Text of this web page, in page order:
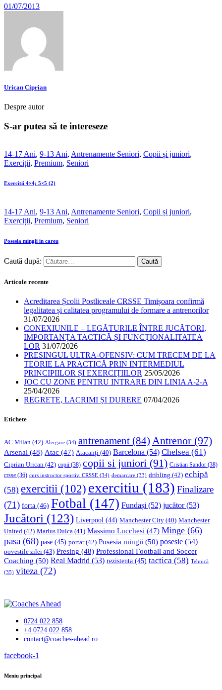
01/07/2013
Urican Ciprian
Despre autor
S-ar putea să te intereseze
14-17 Ani, 9-13 Ani, Antrenamente Seniori, Copii și juniori,
Exerciții, Premium, Seniori
Exercitii 4×4; 5×5 (2)
14-17 Ani, 9-13 Ani, Antrenamente Seniori, Copii și juniori,
Exerciții, Premium, Seniori
Posesia mingii in careu
Caută după:
Articole recente
Acreditarea Școlii Postliceale CRSSE Timișoara confirmă
legalitatea și calitatea programului de formare a antrenorilor
31/07/2026
CONEXIUNILE – LEGĂTURILE ÎNTRE JUCĂTORI,
IMPORTANȚA TACTICĂ ȘI FUNCȚIONALITATEA
LOR 31/07/2026
PRESINGUL ULTRA-OFENSIV: CUM TRECEM DE LA
TEORIE LA PRACTICĂ PRIN INTERMEDIUL
PRINCIPIILOR ȘI EXERCIȚIILOR 25/05/2026
JOC CU ZONE PENTRU INTRARE DIN LINIA A-2-A
25/04/2026
REGRETE, LACRIMI ȘI DURERE 07/04/2026
Etichete
AC Milan (42) Alergare (34) antrenament (84) Antrenor(97)
Arsenal (48) Atac (47) Atacanți (40) Barcelona (54) Chelsea (61)
Ciprian Urican (42) copii (38) copii si juniori (91) Cristian Sandor (38)
crsse (36) curs instructor sportiv. CRSSE (34) demarcare (33) dribling (42) echipă
(58) exercitii (102) exercitiu (183) Finalizare
(71) forta (46) Fotbal (147) Fundași (52) jucător(53)
Jucători (123) Liverpool (44) Manchester City (40) Manchester
United (42) Marius Dulca (41) Massimo Lucchesi (47) Minge (66)
pasa (68) pase (45) portar(42) Posesia mingii (50) posesie (54)
povestile zilei (43) Presing (48) Professional Football and Soccer
Coaching (50) Real Madrid (53) rezistenta (45) tactica (58) Tehnică
(35) viteza (72)
0724 022 858
+4 0724 022 858
contact@coaches-ahead.ro
facebook-1
Meniu principal